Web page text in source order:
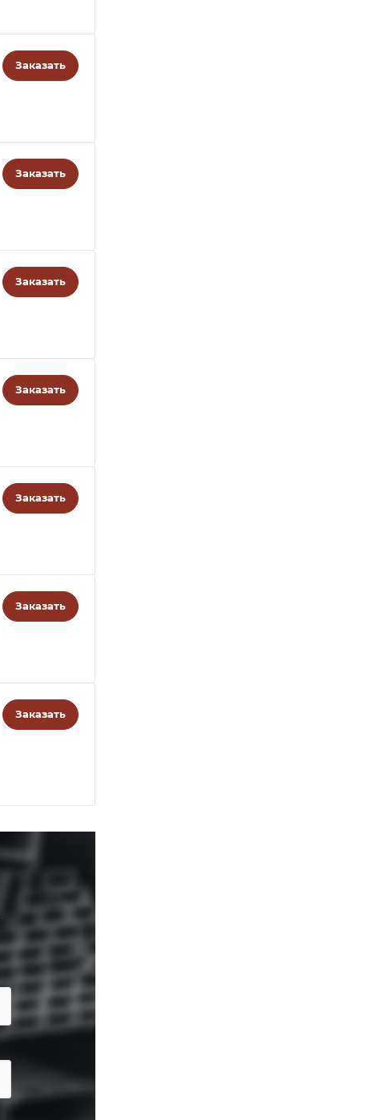
Заказать
Заказать
Заказать
Заказать
Заказать
Заказать
Заказать